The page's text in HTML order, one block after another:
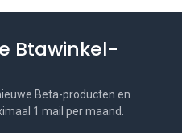
Btawinkel-
Beta-producten en
1 mail per maand.